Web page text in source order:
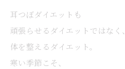
耳つぼダイエットも
頑張らせるダイエットではなく、
体を整えるダイエット。
寒い季節こそ、